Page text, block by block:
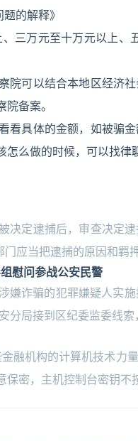
的解释》
三万元至十万元以上
院可以结合本地区经济
备案。
看具体的金额，如被骗
么做的时候，可以找律
决定逮捕后，审查决定
门应当把逮捕的原因和羁
慰问参战公安民警
诈骗的犯罪嫌疑人实施
局接到区纪委监委线索
融机构的计算机技术
保密，主机控制台密钥不